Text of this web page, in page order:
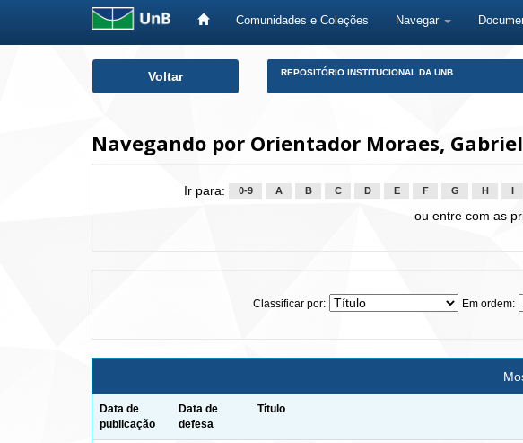
Comunidades e Coleções Navegar
Voltar REPOSITÓRIO INSTITUCIONAL DA UNB
Navegando por Orientador Moraes,
Ir para: 0-9 A B C D E F G H
ou entre com as
Classificar por: Em ordem:
Data de
publicação
Data de
defesa
Título